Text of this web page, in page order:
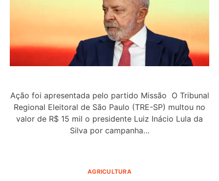
Ação foi apresentada pelo partido Missão O Tribunal
Regional Eleitoral de São Paulo (TRE-SP) multou no
valor de R$ 15 mil o presidente Luiz Inácio Lula da
Silva por campanha…
AGRICULTURA